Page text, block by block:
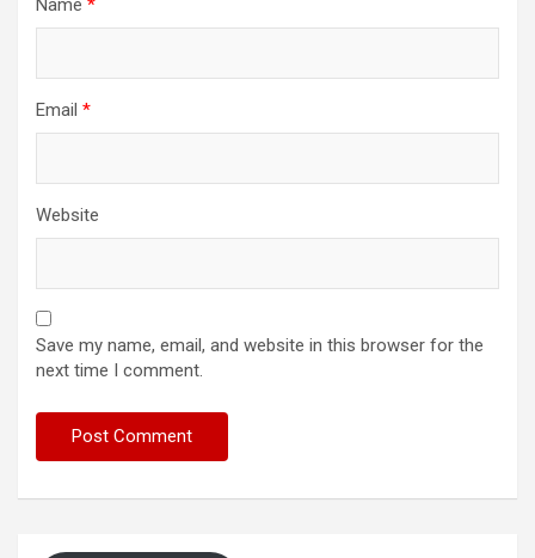
Name *
Email *
Website
Save my name, email, and website in this browser for the
next time I comment.